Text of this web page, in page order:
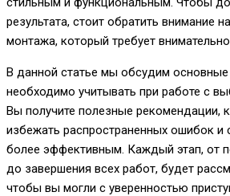
результата, стоит обратить внимание
монтажа, который требует
В данной статье мы обсудим
необходимо учитывать при работе с
Вы получите полезные рекомендации,
избежать распространенных ошибок и
более эффективным. Каждый этап, от
до завершения всех работ, будет
чтобы вы могли с уверенностью